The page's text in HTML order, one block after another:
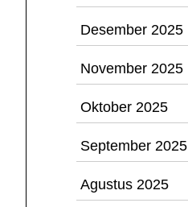
Desember 2025
November 2025
Oktober 2025
September 2025
Agustus 2025